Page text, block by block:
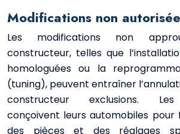
Modifications non
Les modifications non
constructeur, telles que
homologuées ou la
(tuning), peuvent entraîner
constructeur exclusions.
conçoivent leurs automobiles pour
des pièces et des réglages